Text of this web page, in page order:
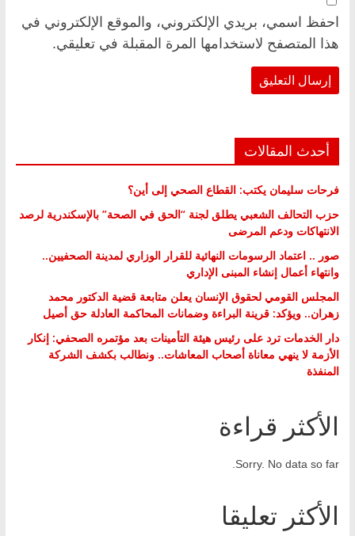
احفظ اسمي، بريدي الإلكتروني، والموقع الإلكتروني في
هذا المتصفح لاستخدامها المرة المقبلة في تعليقي.
أحدث المقالات
فرحات سليمان يكتب: القطاع الصحي إلى أين؟
حزب التحالف الشعبي يطلق لجنة “الحق في الصحة” بالإسكندرية لرصد
الانتهاكات ودعم المرضى
صور .. اعتماد الرسومات النهائية للقرار الوزاري لمدينة الصحفيين..
وانتهاء أعمال إنشاء المبنى الإداري
المجلس القومي لحقوق الإنسان يعلن متابعة قضية الدكتور محمد
زهران.. ويؤكد: قرينة البراءة وضمانات المحاكمة العادلة حق أصيل
دار الخدمات ترد على رئيس هيئة التأمينات بعد مؤتمره الصحفي: إنكار
الأزمة لا ينهي معاناة أصحاب المعاشات.. ونطالب بكشف الشركة
المنفذة
الأكثر قراءة
Sorry. No data so far.
الأكثر تعليقا